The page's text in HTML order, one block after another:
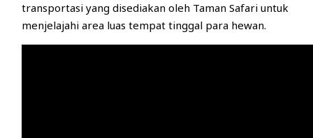
transportasi yang disediakan oleh Taman Safari untuk
menjelajahi area luas tempat tinggal para hewan.